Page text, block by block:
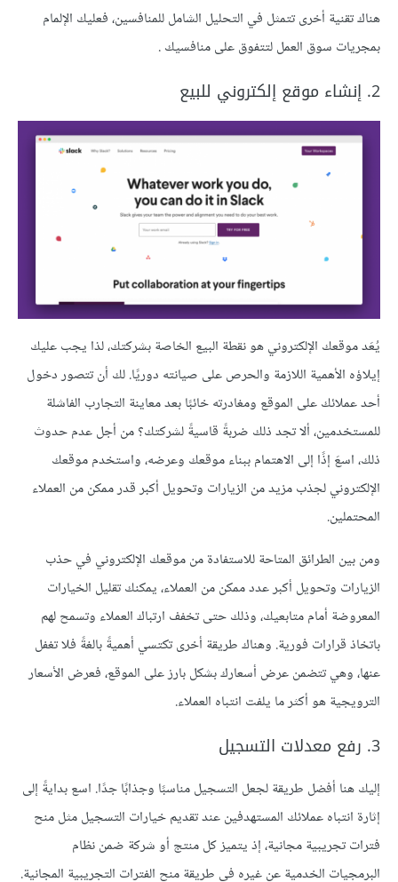
هناك تقنية أخرى تتمثل في التحليل الشامل للمنافسين، فعليك الإلمام
بمجريات سوق العمل لتتفوق على منافسيك .
2. إنشاء موقع إلكتروني للبيع
يُعَد موقعك الإلكتروني هو نقطة البيع الخاصة بشركتك، لذا يجب عليك
إيلاؤه الأهمية اللازمة والحرص على صيانته دوريًا. لك أن تتصور دخول
أحد عملائك على الموقع ومغادرته خائبًا بعد معاينة التجارب الفاشلة
للمستخدمين، ألا تجد ذلك ضربةً قاسيةً لشركتك؟ من أجل عدم حدوث
ذلك، اسعَ إذًا إلى الاهتمام ببناء موقعك وعرضه، واستخدم موقعك
الإلكتروني لجذب مزيد من الزيارات وتحويل أكبر قدر ممكن من العملاء
المحتملين.
ومن بين الطرائق المتاحة للاستفادة من موقعك الإلكتروني في حذب
الزيارات وتحويل أكبر عدد ممكن من العملاء، يمكنك تقليل الخيارات
المعروضة أمام متابعيك، وذلك حتى تخفف ارتباك العملاء وتسمح لهم
باتخاذ قرارات فورية. وهناك طريقة أخرى تكتسي أهميةً بالغةً فلا تغفل
عنها، وهي تتضمن عرض أسعارك بشكل بارز على الموقع، فعرض الأسعار
الترويجية هو أكثر ما يلفت انتباه العملاء.
3. رفع معدلات التسجيل
إليك هنا أفضل طريقة لجعل التسجيل مناسبًا وجذابًا جدًا. اسع بدايةً إلى
إثارة انتباه عملائك المستهدفين عند تقديم خيارات التسجيل مثل منح
فترات تجريبية مجانية، إذ يتميز كل منتج أو شركة ضمن نظام
البرمجيات الخدمية عن غيره في طريقة منح الفترات التجريبية المجانية.